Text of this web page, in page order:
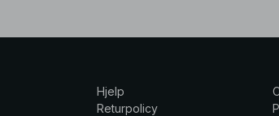
Hjelp
Returpolicy